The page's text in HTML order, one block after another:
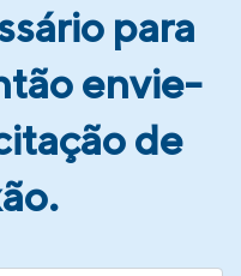
para
envie-
de